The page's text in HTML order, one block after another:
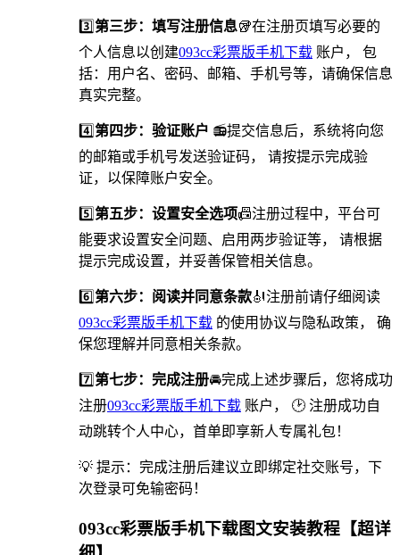
3️⃣第三步：填写注册信息🥡在注册页填写必要的
个人信息以创建093cc彩票版手机下载 账户， 包
括：用户名、密码、邮箱、手机号等，请确保信息
真实完整。
4️⃣第四步：验证账户 📻提交信息后，系统将向您
的邮箱或手机号发送验证码， 请按提示完成验
证，以保障账户安全。
5️⃣第五步：设置安全选项📠️注册过程中，平台可
能要求设置安全问题、启用两步验证等， 请根据
提示完成设置，并妥善保管相关信息。
6️⃣第六步：阅读并同意条款🎻注册前请仔细阅读
093cc彩票版手机下载 的使用协议与隐私政策， 确
保您理解并同意相关条款。
7️⃣第七步：完成注册🚘完成上述步骤后，您将成功
注册093cc彩票版手机下载 账户， 🕑 注册成功自
动跳转个人中心，首单即享新人专属礼包！
💡 提示：完成注册后建议立即绑定社交账号，下
次登录可免输密码！
093cc彩票版手机下载图文安装教程【超详